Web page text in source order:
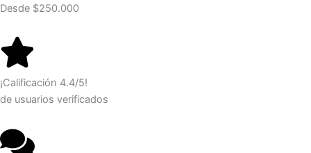
Desde $250.000
¡Calificación 4.4/5!
de usuarios verificados